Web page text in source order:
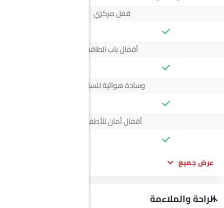
قفل مركزي
أقفال باب الطاقة
وسادة هوائية للسائق
أقفال أمان للأطفال
عرض جميع
الراحة والملاءمة